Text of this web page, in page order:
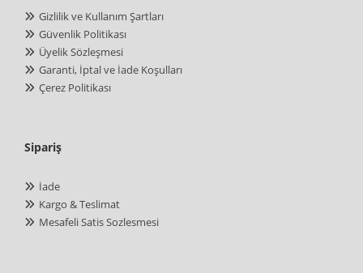
Gizlilik ve Kullanım Şartları
Güvenlik Politikası
Üyelik Sözleşmesi
Garanti, İptal ve İade Koşulları
Çerez Politikası
Sipariş
İade
Kargo & Teslimat
Mesafeli Satis Sozlesmesi